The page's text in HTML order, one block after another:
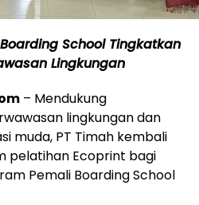
School Tingkatkan
Lingkungan
– Mendukung
lingkungan dan
muda, PT Timah kembali
pelatihan Ecoprint bagi
Pemali Boarding School